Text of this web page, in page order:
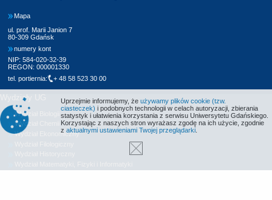
Mapa
ul. prof. Marii Janion 7
80-309 Gdańsk
numery kont
NIP: 584-020-32-39
REGON: 000001330
tel. portiernia:
+ 48 58 523 30 00
Wydziały UG
Wydział Biologii
Wydział Chemii
Wydział Ekonomiczny
Uprzejmie informujemy, że używamy plików cookie (tzw.
ciasteczek) i podobnych technologii w celach autoryzacji, zbierania
statystyk i ułatwienia korzystania z serwisu Uniwersytetu Gdańskiego.
Korzystając z naszych stron wyrażasz zgodę na ich użycie, zgodnie
z aktualnymi ustawieniami Twojej przeglądarki